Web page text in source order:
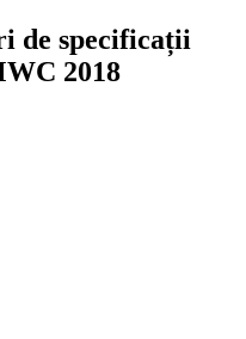
de specificații
2018